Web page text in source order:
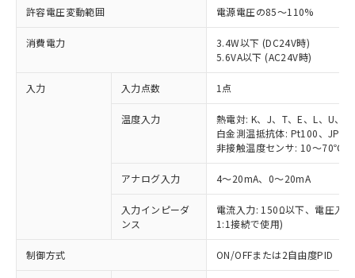
許容電圧変動範囲 電源電圧の85～110%
消費電力
3.4W以下 (DC24V時)
5.6VA以下 (AC24V時)
入力 入力点数 1点
温度入力
熱電対: K、J、T、E、L、U、
白金測温抵抗体: Pt100、
非接触温度センサ: 10～70℃
アナログ入力 4～20mA、0～20mA
入力インピーダ
ンス
電流入力: 150Ω以下、電圧入
1:1接続で使用)
制御方式 ON/OFFまたは2自由度PID（